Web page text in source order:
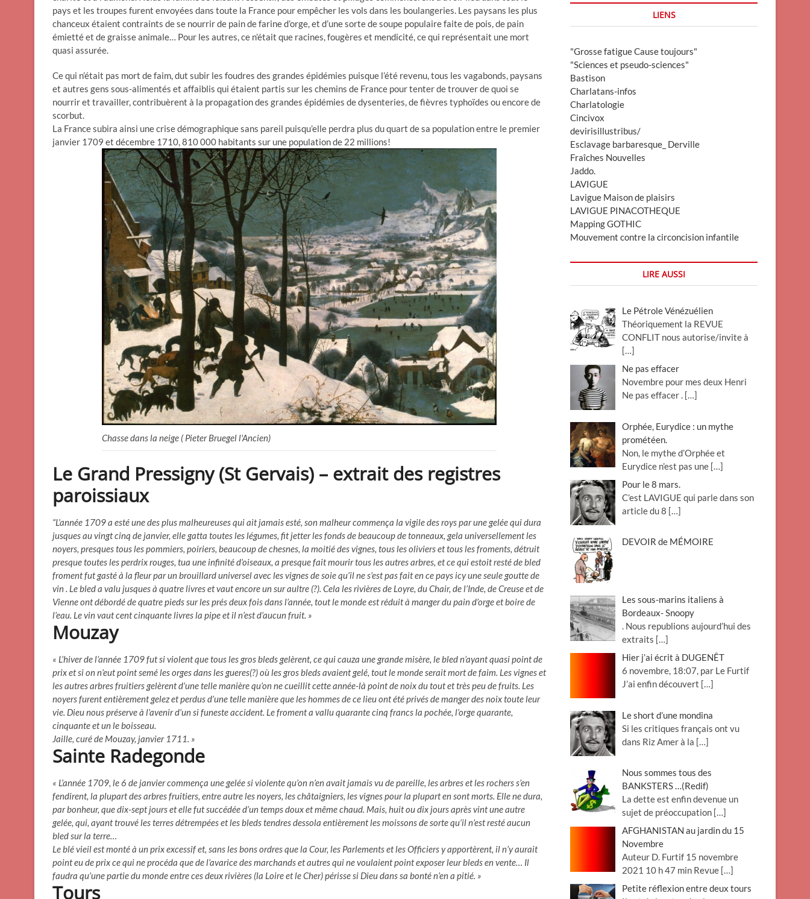
pays et les troupes furent envoyées dans toute la France pour empêcher les vols dans les boulangeries. Les paysans les plus
chanceux étaient contraints de se nourrir de pain de farine d’orge, et d’une sorte de soupe populaire faite de pois, de pain
émietté et de graisse animale… Pour les autres, ce n’était que racines, fougères et mendicité, ce qui représentait une mort
quasi assurée.
Ce qui n’était pas mort de faim, dut subir les foudres des grandes épidémies puisque l’été revenu, tous les vagabonds, paysans
et autres gens sous-alimentés et affaiblis qui étaient partis sur les chemins de France pour tenter de trouver de quoi se
nourrir et travailler, contribuèrent à la propagation des grandes épidémies de dysenteries, de fièvres typhoïdes ou encore de
scorbut.
La France subira ainsi une crise démographique sans pareil puisqu’elle perdra plus du quart de sa population entre le premier
janvier 1709 et décembre 1710, 810 000 habitants sur une population de 22 millions!
Chasse dans la neige ( Pieter Bruegel l'Ancien)
Le Grand Pressigny (St Gervais) – extrait des registres
paroissiaux
“L’année 1709 a esté une des plus malheureuses qui ait jamais esté, son malheur commença la vigile des roys par une gelée qui dura
jusques au vingt cinq de janvier, elle gatta toutes les légumes, fit jetter les fonds de beaucoup de tonneaux, gela universellement les
noyers, presques tous les pommiers, poiriers, beaucoup de chesnes, la moitié des vignes, tous les oliviers et tous les froments, détruit
presque toutes les perdrix rouges, tua une infinité d’oiseaux, a presque fait mourir tous les autres arbres, et ce qui estoit resté de bled
froment fut gasté à la fleur par un brouillard universel avec les vignes de soie qu’il ne s’est pas fait en ce pays icy une seule goutte de
vin . Le bled a valu jusques à quatre livres et vaut encore un sur aultre (?). Cela les rivières de Loyre, du Chair, de l’Inde, de Creuse et de
Vienne ont débordé de quatre pieds sur les prés deux fois dans l’année, tout le monde est réduit à manger du pain d’orge et boire de
l’eau. Le vin vaut cent cinquante livres la pipe et il n’est d’aucun fruit. »
Mouzay
« L’hiver de l’année 1709 fut si violent que tous les gros bleds gelèrent, ce qui cauza une grande misère, le bled n’ayant quasi point de
prix et si on n’eut point semé les orges dans les gueres(?) où les gros bleds avaient gelé, tout le monde serait mort de faim. Les vignes et
les autres arbres fruitiers gelèrent d’une telle manière qu’on ne cueillit cette année-là point de noix du tout et très peu de fruits. Les
noyers furent entièrement gelez et perdus d’une telle manière que les hommes de ce lieu ont été privés de manger des noix toute leur
vie. Dieu nous préserve à l’avenir d’un si funeste accident. Le froment a vallu quarante cinq francs la pochée, l’orge quarante,
cinquante et un le boisseau.
Jaille, curé de Mouzay, janvier 1711. »
Sainte Radegonde
« L’année 1709, le 6 de janvier commença une gelée si violente qu’on n’en avait jamais vu de pareille, les arbres et les rochers s’en
fendirent, la plupart des arbres fruitiers, entre autre les noyers, les châtaigniers, les vignes pour la plupart en sont morts. Elle ne dura,
par bonheur, que dix-sept jours et elle fut succédée d’un temps doux et même chaud. Mais, huit ou dix jours après vint une autre
gelée, qui, ayant trouvé les terres détrempées et les bleds tendres dessola entièrement les moissons de sorte qu’il n’est resté aucun
bled sur la terre…
Le blé vieil est monté à un prix excessif et, sans les bons ordres que la Cour, les Parlements et les Officiers y apportèrent, il n’y aurait
point eu de prix ce qui ne procéda que de l’avarice des marchands et autres qui ne voulaient point exposer leur bleds en vente… Il
faudra qu’une partie du monde entre ces deux rivières (la Loire et le Cher) périsse si Dieu dans sa bonté n’en a pitié. »
Tours
LIENS
"Grosse fatigue Cause toujours"
"Sciences et pseudo-sciences"
Bastison
Charlatans-infos
Charlatologie
Cincivox
devirisillustribus/
Esclavage barbaresque_ Derville
Fraîches Nouvelles
Jaddo.
LAVIGUE
Lavigue Maison de plaisirs
LAVIGUE PINACOTHEQUE
Mapping GOTHIC
Mouvement contre la circoncision infantile
LIRE AUSSI
Le Pétrole Vénézuélien
Théoriquement la REVUE
CONFLIT nous autorise/invite à
[…]
Ne pas effacer
Novembre pour mes deux Henri
Ne pas effacer . […]
Orphée, Eurydice : un mythe
prométéen.
Non, le mythe d’Orphée et
Eurydice n’est pas une […]
Pour le 8 mars.
C’est LAVIGUE qui parle dans son
article du 8 […]
DEVOIR de MÉMOIRE
Les sous-marins italiens à
Bordeaux- Snoopy
. Nous republions aujourd’hui des
extraits […]
Hier j’ai écrit à DUGENÊT
6 novembre, 18:07, par Le Furtif
J’ai enfin découvert […]
Le short d’une mondina
Si les critiques français ont vu
dans Riz Amer à la […]
Nous sommes tous des
BANKSTERS …(Redif)
La dette est enfin devenue un
sujet de préoccupation […]
AFGHANISTAN au jardin du 15
Novembre
Auteur D. Furtif 15 novembre
2021 10 h 47 min Revue […]
Petite réflexion entre deux tours